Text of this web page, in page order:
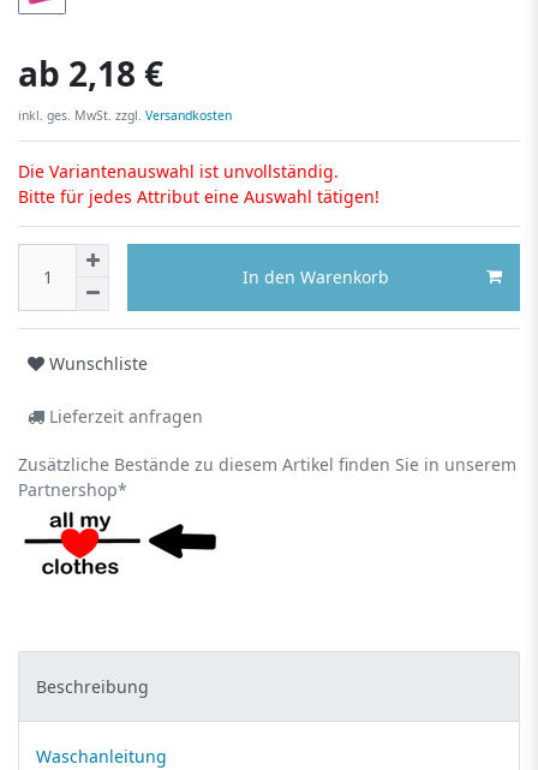
ab 2,18 €
inkl. ges. MwSt. zzgl. Versandkosten
Die Variantenauswahl ist unvollständig.
Bitte für jedes Attribut eine Auswahl tätigen!
In den Warenkorb
Wunschliste
Lieferzeit anfragen
Zusätzliche Bestände zu diesem Artikel finden Sie in unserem
Partnershop*
Beschreibung
Waschanleitung